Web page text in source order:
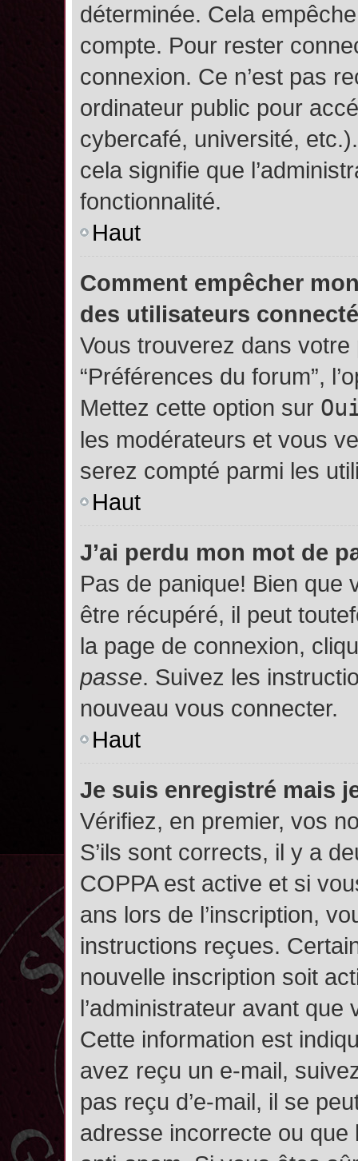
déterminée. Cela
compte. Pour rester
connexion. Ce n’est pas
ordinateur public pour
cybercafé, université,
cela signifie que
fonctionnalité.
Haut
Comment empêcher
des utilisateurs
Vous trouverez dans votre
“Préférences du forum”,
Mettez cette option sur
les modérateurs et vous
serez compté parmi les
Haut
J’ai perdu mon mot de
Pas de panique! Bien que
être récupéré, il peut
la page de connexion,
passe. Suivez les
nouveau vous connecter.
Haut
Je suis enregistré mais
Vérifiez, en premier, vos
S’ils sont corrects, il y a
COPPA est active et si
ans lors de l’inscription,
instructions reçues.
nouvelle inscription soit
l’administrateur avant
Cette information est
avez reçu un e-mail,
pas reçu d’e-mail, il se
adresse incorrecte ou que